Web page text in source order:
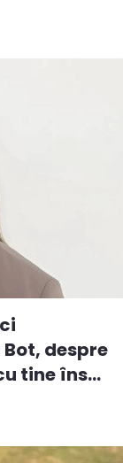
despre
tine îns...